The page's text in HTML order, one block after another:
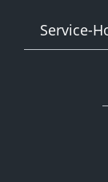
Service-